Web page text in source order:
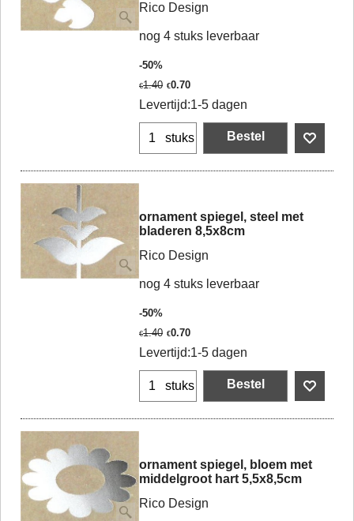
Rico Design
nog 4 stuks leverbaar
-50%
€1.40 €0.70
Levertijd:1-5 dagen
stuks Bestel
ornament spiegel, steel met
bladeren 8,5x8cm
Rico Design
nog 4 stuks leverbaar
-50%
€1.40 €0.70
Levertijd:1-5 dagen
stuks Bestel
ornament spiegel, bloem met
middelgroot hart 5,5x8,5cm
Rico Design